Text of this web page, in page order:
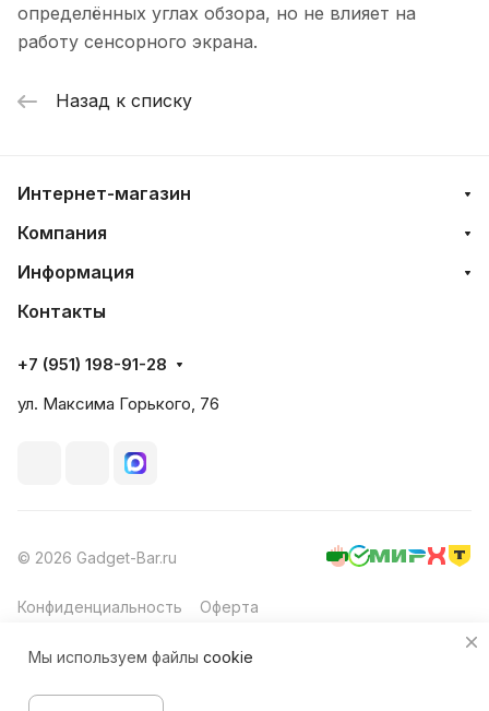
определённых углах обзора, но не влияет на
работу сенсорного экрана.
Назад к списку
Интернет-магазин
Компания
Информация
Контакты
+7 (951) 198-91-28
ул. Максима Горького, 76
© 2026 Gadget-Bar.ru
Конфиденциальность Оферта
Мы используем файлы cookie